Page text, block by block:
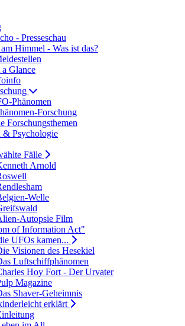
- Presseschau
Himmel - Was ist das?
Glance
Phänomen
Forschung
Forschungsthemen
& Psychologie
Fälle
Arnold
Welle
Autopsie Film
of Information Act"
UFOs kamen...
Visionen des Hesekiel
Luftschiffphänomen
Hoy Fort - Der Urvater
Magazine
Shaver-Geheimnis
erklärt